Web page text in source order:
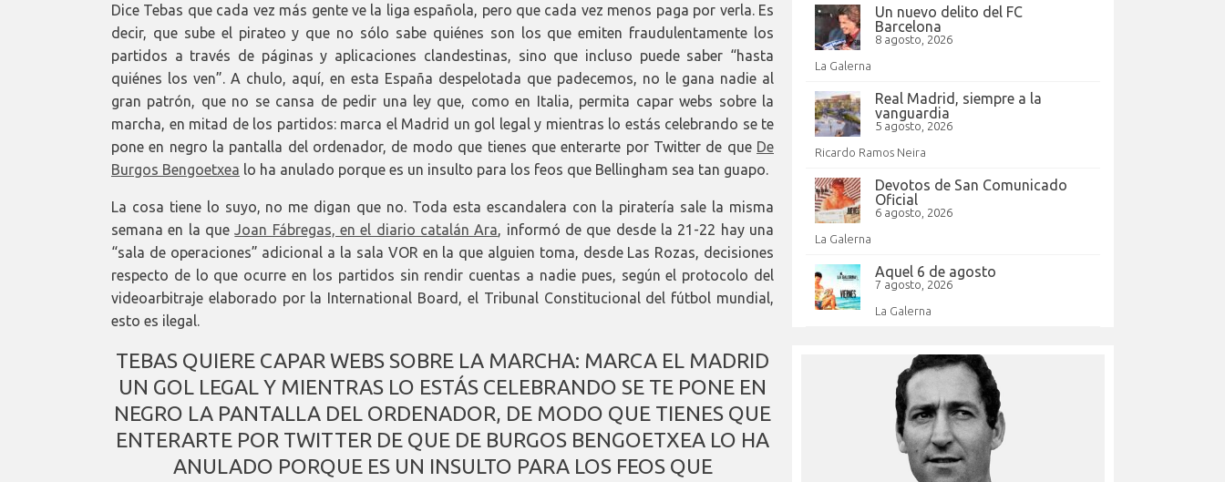
Dice Tebas que cada vez más gente ve la liga española, pero que cada vez menos paga por verla. Es
decir, que sube el pirateo y que no sólo sabe quiénes son los que emiten fraudulentamente los
partidos a través de páginas y aplicaciones clandestinas, sino que incluso puede saber “hasta
quiénes los ven”. A chulo, aquí, en esta España despelotada que padecemos, no le gana nadie al
gran patrón, que no se cansa de pedir una ley que, como en Italia, permita capar webs sobre la
marcha, en mitad de los partidos: marca el Madrid un gol legal y mientras lo estás celebrando se te
pone en negro la pantalla del ordenador, de modo que tienes que enterarte por Twitter de que De
Burgos Bengoetxea lo ha anulado porque es un insulto para los feos que Bellingham sea tan guapo.
La cosa tiene lo suyo, no me digan que no. Toda esta escandalera con la piratería sale la misma
semana en la que Joan Fábregas, en el diario catalán Ara , informó de que desde la 21-22 hay una
“sala de operaciones” adicional a la sala VOR en la que alguien toma, desde Las Rozas, decisiones
respecto de lo que ocurre en los partidos sin rendir cuentas a nadie pues, según el protocolo del
videoarbitraje elaborado por la International Board, el Tribunal Constitucional del fútbol mundial,
esto es ilegal.
TEBAS QUIERE CAPAR WEBS SOBRE LA MARCHA: MARCA EL MADRID
UN GOL LEGAL Y MIENTRAS LO ESTÁS CELEBRANDO SE TE PONE EN
NEGRO LA PANTALLA DEL ORDENADOR, DE MODO QUE TIENES QUE
ENTERARTE POR TWITTER DE QUE DE BURGOS BENGOETXEA LO HA
ANULADO PORQUE ES UN INSULTO PARA LOS FEOS QUE
Un nuevo delito del FC
Barcelona
8 agosto, 2026
La Galerna
Real Madrid, siempre a la
vanguardia
5 agosto, 2026
Ricardo Ramos Neira
Devotos de San Comunicado
Oficial
6 agosto, 2026
La Galerna
Aquel 6 de agosto
7 agosto, 2026
La Galerna